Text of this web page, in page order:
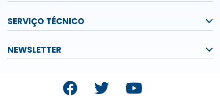
SERVIÇO TÉCNICO
NEWSLETTER